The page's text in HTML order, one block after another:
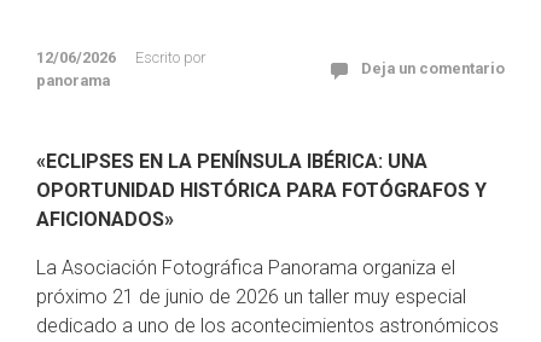
12/06/2026
Escrito por
panorama
Deja un comentario
«ECLIPSES EN LA PENÍNSULA IBÉRICA: UNA
OPORTUNIDAD HISTÓRICA PARA FOTÓGRAFOS Y
AFICIONADOS»
La Asociación Fotográfica Panorama organiza el
próximo 21 de junio de 2026 un taller muy especial
dedicado a uno de los acontecimientos astronómicos